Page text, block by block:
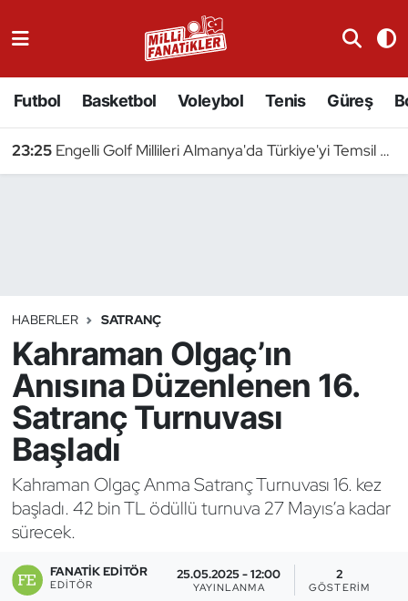
Futbol Basketbol Voleybol Tenis Güreş
23:25 Engelli Golf Millileri Almanya'da Türkiye'yi Temsil Edecek
HABERLER SATRANÇ
Kahraman Olgaç’ın
Anısına Düzenlenen 16.
Satranç Turnuvası
Başladı
Kahraman Olgaç Anma Satranç Turnuvası 16. kez
başladı. 42 bin TL ödüllü turnuva 27 Mayıs’a kadar
sürecek.
FANATIK EDITÖR
EDITÖR
25.05.2025 - 12:00
YAYINLANMA
2
GÖSTERIM
Badminton
Binicilik
Bisiklet
Bocce Bowling Dart
Boks
Briç
Buz Hokeyi